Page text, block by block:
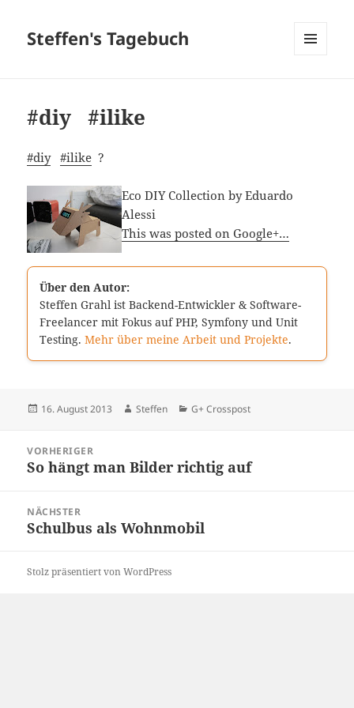
Steffen's Tagebuch
#diy #ilike
#diy #ilike ?
Eco DIY Collection by Eduardo
Alessi
This was posted on Google+…
Über den Autor:
Steffen Grahl ist Backend-Entwickler & Software-
Freelancer mit Fokus auf PHP, Symfony und Unit
Testing.Mehr über meine Arbeit und Projekte.
Veröffentlicht
16. August 2013 Autor
Steffen Kategorien
G+ Crosspost
VORHERIGER
Vorheriger
So hängt man Bilder richtig auf
NÄCHSTER
Nächster
Schulbus als Wohnmobil
Stolz präsentiert von WordPress